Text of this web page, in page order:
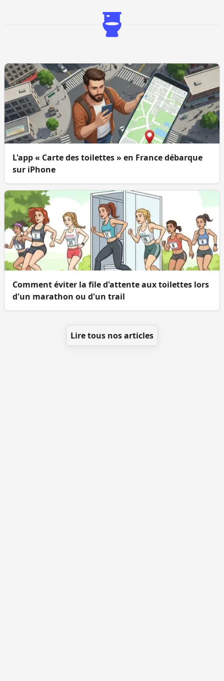
L'app « Carte des toilettes » en France débarque
sur iPhone
Comment éviter la file d'attente aux toilettes lors
d'un marathon ou d'un trail
Lire tous nos articles